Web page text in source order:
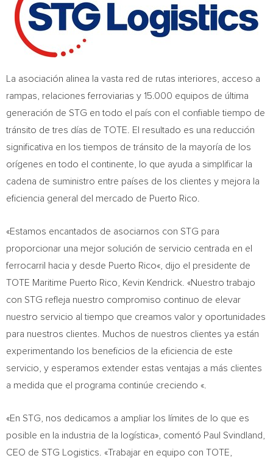
La asociación alinea la vasta red de rutas interiores, acceso a
rampas, relaciones ferroviarias y 15.000 equipos de última
generación de STG en todo el país con el confiable tiempo de
tránsito de tres días de TOTE. El resultado es una reducción
significativa en los tiempos de tránsito de la mayoría de los
orígenes en todo el continente, lo que ayuda a simplificar la
cadena de suministro entre países de los clientes y mejora la
eficiencia general del mercado de Puerto Rico.
«Estamos encantados de asociarnos con STG para
proporcionar una mejor solución de servicio centrada en el
ferrocarril hacia y desde Puerto Rico«, dijo el presidente de
TOTE Maritime Puerto Rico,
Kevin Kendrick . «Nuestro trabajo
con STG refleja nuestro compromiso continuo de elevar
nuestro servicio al tiempo que creamos valor y oportunidades
para nuestros clientes. Muchos de nuestros clientes ya están
experimentando los beneficios de la eficiencia de este
servicio, y esperamos extender estas ventajas a más clientes
a medida que el programa continúe creciendo «.
«En STG, nos dedicamos a ampliar los límites de lo que es
posible en la industria de la logística», comentó Paul Svindland
CEO de STG Logistics. «Trabajar en equipo con TOTE,